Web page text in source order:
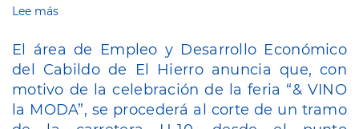
Lee más
Cabildo
de
El
Hierro
informa
sobre
El área de Empleo y Desarrollo Económico
del Cabildo de El Hierro anuncia que, con
motivo de la celebración de la feria “& VINO
la MODA”, se procederá al corte de un tramo